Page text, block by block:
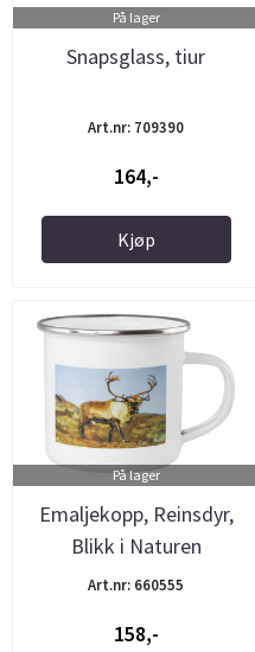
På lager
Snapsglass, tiur
Art.nr: 709390
164,-
Kjøp
På lager
Emaljekopp, Reinsdyr,
Blikk i Naturen
Art.nr: 660555
158,-